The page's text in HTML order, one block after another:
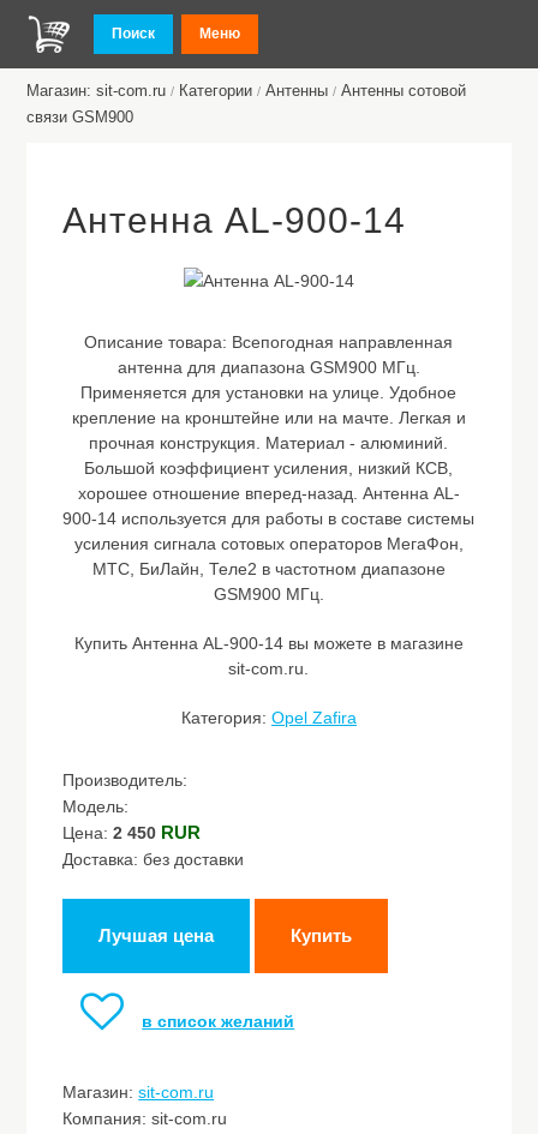
Поиск Меню
Магазин: sit-com.ru / Категории / Антенны / Антенны сотовой
связи GSM900
Антенна AL-900-14
Описание товара: Всепогодная направленная
антенна для диапазона GSM900 МГц.
Применяется для установки на улице. Удобное
крепление на кронштейне или на мачте. Легкая и
прочная конструкция. Материал - алюминий.
Большой коэффициент усиления, низкий КСВ,
хорошее отношение вперед-назад. Антенна AL-
900-14 используется для работы в составе системы
усиления сигнала сотовых операторов МегаФон,
МТС, БиЛайн, Теле2 в частотном диапазоне
GSM900 МГц.
Купить Антенна AL-900-14 вы можете в магазине
sit-com.ru.
Категория: Opel Zafira
Производитель:
Модель:
Цена:2 450 RUR
Доставка: без доставки
Лучшая цена Купить
в список желаний
Магазин:sit-com.ru
Компания: sit-com.ru